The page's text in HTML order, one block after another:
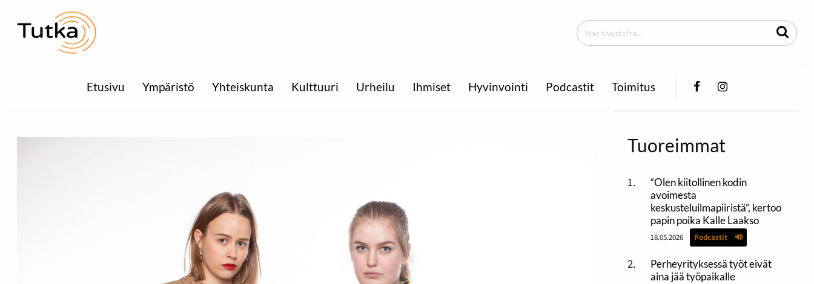
Etusivu Ympäristö Yhteiskunta Kulttuuri Urheilu Ihmiset Hyvinvointi Podcastit Toimitus FacebookInstagram
Tuoreimmat
“Olen kiitollinen kodin
avoimesta
keskusteluilmapiiristä”, kertoo
papin poika Kalle Laakso
18.05.2026 Podcastit
Perheyrityksessä työt eivät
aina jää työpaikalle